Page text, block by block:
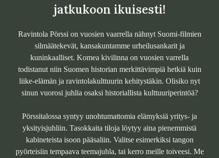
jatkukoon ikuisesti!
Ravintola Pörssi on vuosien vaarrella nähnyt Suomi-filmien
silmäätekevät, kansakuntamme urheilusankarit ja
kuninkaalliset. Komea kivilinna on vuosien varrella
todistanut niin Suomen historian merkittävimpiä hetkiä kuin
liike-elämän ja ravintolakulttuurin kehitystäkin. Olisiko nyt
sinun vuorosi juhlia osaksi historiallista kulttuuriperintöä?
Pörssitalossa syntyy unohtumattomia elämyksiä yritys- ja
yksityisjuhliin. Tasokkaita tiloja löytyy aina pienemmistä
kabineteista isoon pääsaliin. Valitse esimerkiksi tangon
pyörteisiin tempaava teemajuhla, tai kerro meille toiveesi. Me